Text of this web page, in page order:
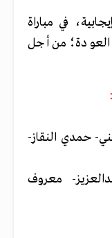
في مباراة
من أجل
حمدي النقاز-
معروف